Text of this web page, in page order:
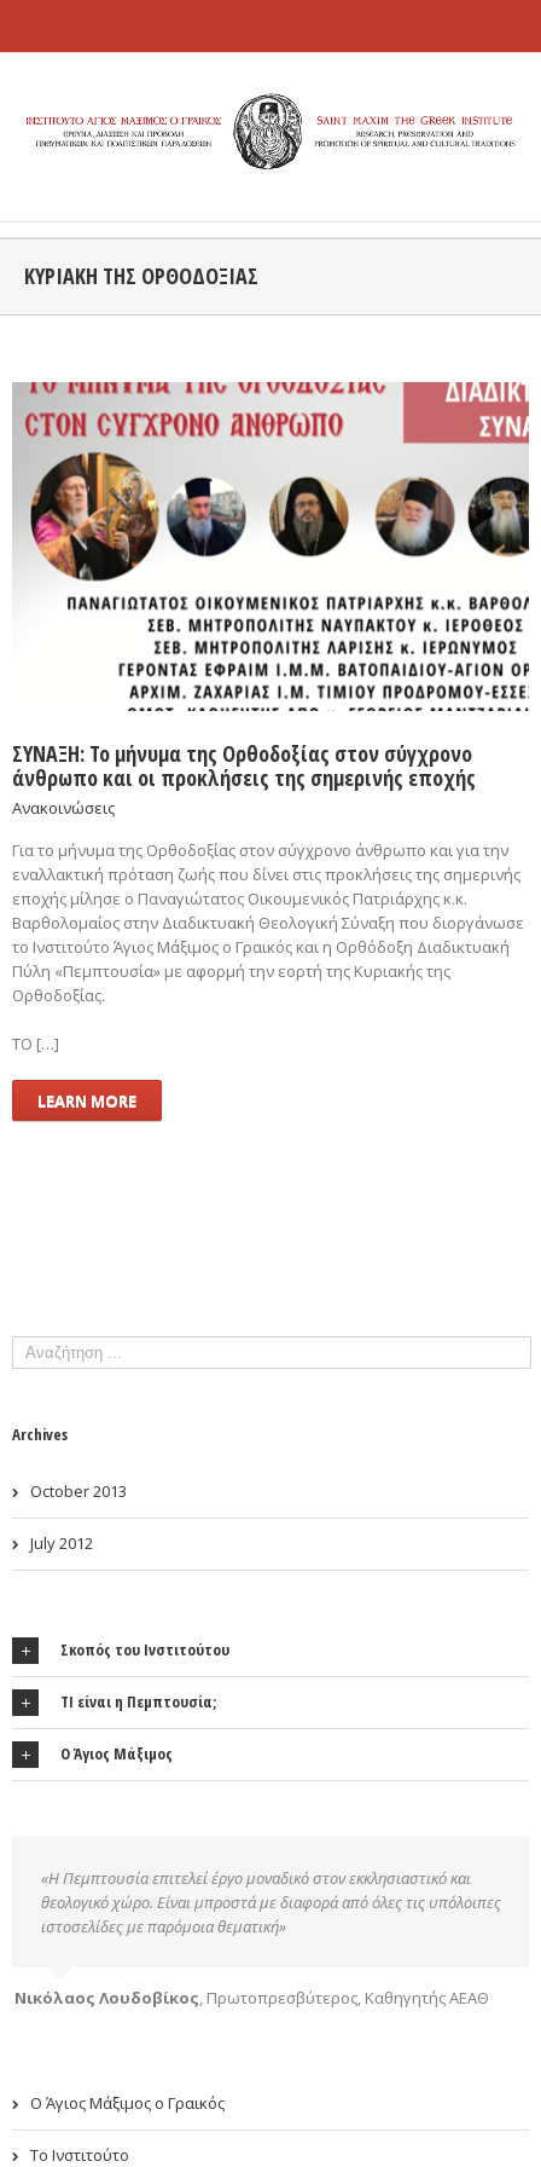
ΚΥΡΙΑΚΗ ΤΗΣ ΟΡΘΟΔΟΞΙΑΣ
ΣΥΝΑΞΗ: Το μήνυμα της Ορθοδοξίας στον σύγχρονο
άνθρωπο και οι προκλήσεις της σημερινής εποχής
Ανακοινώσεις
Για το μήνυμα της Ορθοδοξίας στον σύγχρονο άνθρωπο και για την
εναλλακτική πρόταση ζωής που δίνει στις προκλήσεις της σημερινής
εποχής μίλησε ο Παναγιώτατος Οικουμενικός Πατριάρχης κ.κ.
Βαρθολομαίος στην Διαδικτυακή Θεολογική Σύναξη που διοργάνωσε
το Ινστιτούτο Άγιος Μάξιμος ο Γραικός και η Ορθόδοξη Διαδικτυακή
Πύλη «Πεμπτουσία» με αφορμή την εορτή της Κυριακής της
Ορθοδοξίας.
ΤΟ […]
LEARN MORE
Archives
October 2013
July 2012
Σκοπός του Ινστιτούτου
ΤΙ είναι η Πεμπτουσία;
Ο Άγιος Μάξιμος
«Η Πεμπτουσία επιτελεί έργο μοναδικό στον εκκλησιαστικό και
θεολογικό χώρο. Είναι μπροστά με διαφορά από όλες τις υπόλοιπες
ιστοσελίδες με παρόμοια θεματική»
Νικόλαος Λουδοβίκος Πρωτοπρεσβύτερος, Καθηγητής ΑΕΑΘ
Ο Άγιος Μάξιμος ο Γραικός
Το Ινστιτούτο